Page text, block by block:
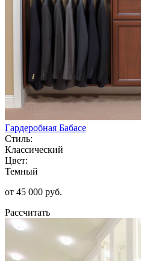
Гардеробная Бабасе
Стиль:
Классический
Цвет:
Темный
от 45 000 руб.
Рассчитать